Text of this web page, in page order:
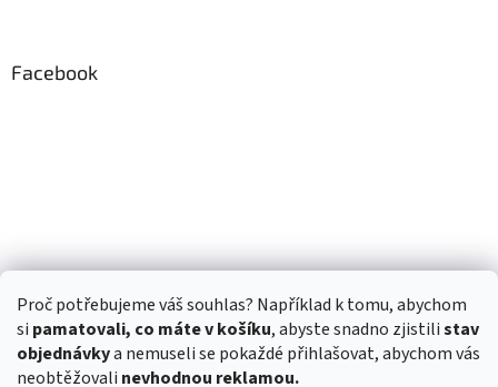
Proč potřebujeme váš souhlas? Například k tomu, abychom
si pamatovali, co máte v košíku, abyste snadno zjistilistav
objednávkya nemuseli se pokaždé přihlašovat, abychom vás
neobtěžovali nevhodnou reklamou.
Facebook